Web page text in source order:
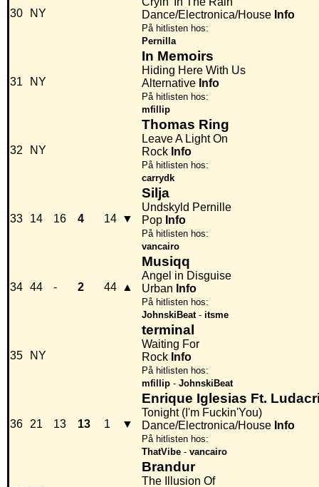
30 NY
Dance/Electronica/House Info
På hitlisten hos:
Pernilla
31 NY
In Memoirs
Hiding Here With Us
Alternative Info
På hitlisten hos:
mfillip
32 NY
Thomas Ring
Leave A Light On
Rock Info
På hitlisten hos:
carrydk
33 14 16 4 14 ▼
Silja
Undskyld Pernille
Pop Info
På hitlisten hos:
vancairo
34 44 - 2 44 ▲
Musiqq
Angel in Disguise
Urban Info
På hitlisten hos:
JohnskiBeat- itsme
35 NY
terminal
Waiting For
Rock Info
På hitlisten hos:
mfillip - JohnskiBeat
36 21 13 13 1 ▼
Enrique Iglesias Ft.
Tonight (I'm Fuckin'You)
Dance/Electronica/House Info
På hitlisten hos:
ThatVibe - vancairo
Brandur
The Illusion Of